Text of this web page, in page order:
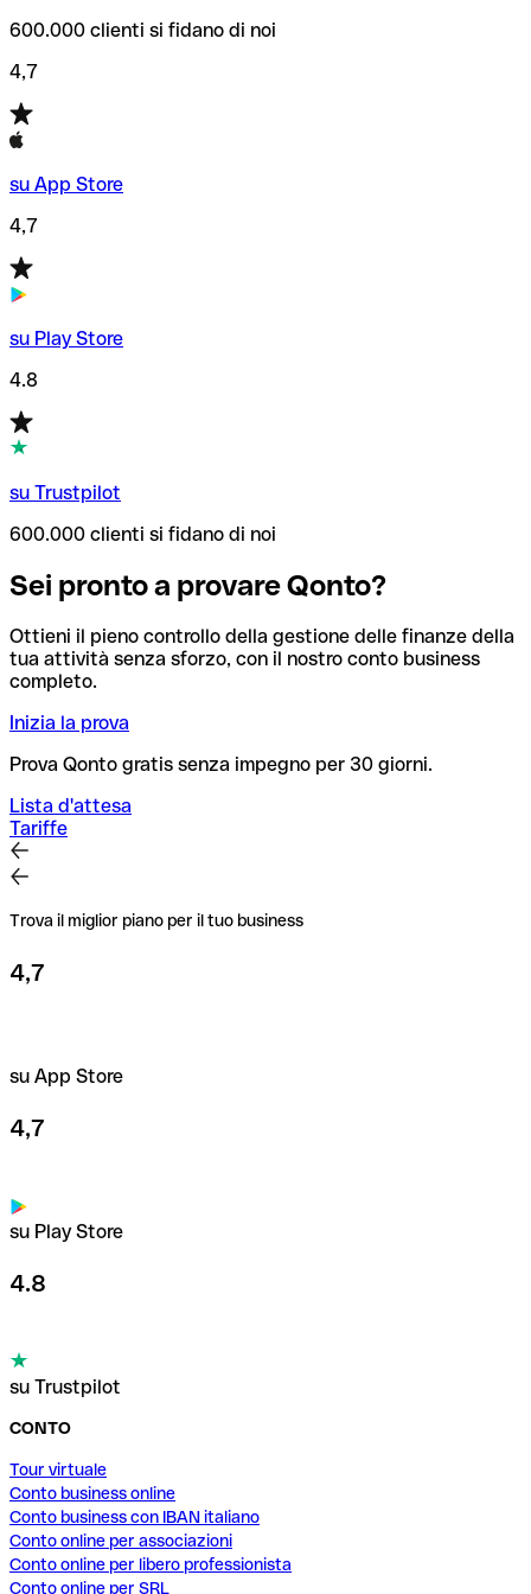
600.000 clienti si fidano di noi
4,7
su App Store
4,7
su Play Store
4.8
su Trustpilot
600.000 clienti si fidano di noi
Sei pronto a provare Qonto?
Ottieni il pieno controllo della gestione delle finanze della
tua attività senza sforzo, con il nostro conto business
completo.
Inizia la prova
Prova Qonto gratis senza impegno per 30 giorni.
Lista d'attesa
Tariffe
Trova il miglior piano per il tuo business
4,7
su App Store
4,7
su Play Store
4.8
su Trustpilot
CONTO
Tour virtuale
Conto business online
Conto business con IBAN italiano
Conto online per associazioni
Conto online per libero professionista
Conto online per SRL